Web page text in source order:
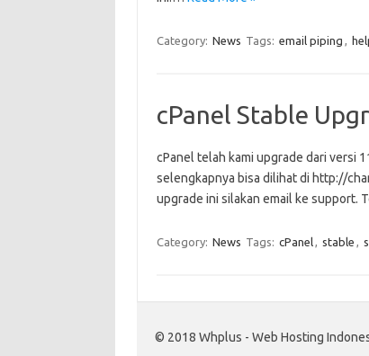
Category: News Tags: email piping ,
cPanel Stable
cPanel telah kami upgrade dari versi
selengkapnya bisa dilihat di http://
upgrade ini silakan email ke support.
Category: News Tags: cPanel, stable ,
© 2018 Whplus - Web Hosting